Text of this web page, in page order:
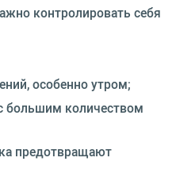
контролировать себя
особенно утром;
количеством
предотвращают